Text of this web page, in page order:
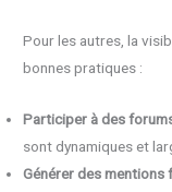
Pour les autres, la
bonnes pratiques :
Participer à des
sont dynamiques et
Générer des mentions